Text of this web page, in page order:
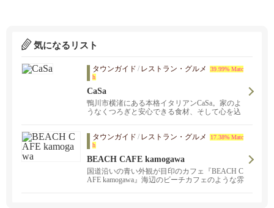
気になるリスト
タウンガイド / レストラン・グルメ
39.99% Matc
h
CaSa
鴨川市横渚にある本格イタリアンCaSa。家のよ
うなくつろぎと安心できる食材、そして心を込
お集まりの場などでもぜひご来店ください。
タウンガイド / レストラン・グルメ
17.38% Matc
h
BEACH CAFE kamogawa
国道沿いの青い外観が目印のカフェ『BEACH C
AFE kamogawa』海辺のビーチカフェのような雰